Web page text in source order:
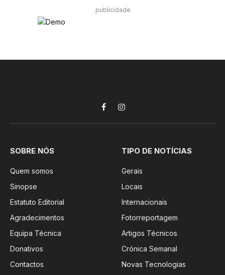
publicidade
FacebookInstagram
SOBRE NÓS
Quem somos
Sinopse
Estatuto Editorial
Agradecimentos
Equipa Técnica
Donativos
Contactos
TIPO DE NOTÍCIAS
Gerais
Locais
Internacionais
Fotorreportagem
Artigos Técnicos
Crónica Semanal
Novas Tecnologias